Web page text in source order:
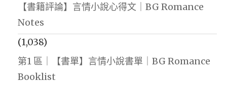
【書籍評論】言情小說心得文｜BG Romance
Notes
(1,038)
第1 區｜【書單】言情小說書單｜BG Romance
Booklist